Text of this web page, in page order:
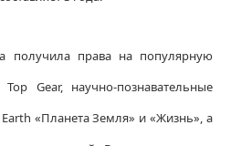
получила права на популярную
Gear, научно-познавательные
«Планета Земля» и «Жизнь», а